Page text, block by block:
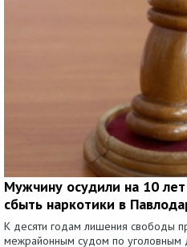
Мужчину осудили на 10
сбыть наркотики в
К десяти годам лишения свободы
межрайонным судом по уголовным